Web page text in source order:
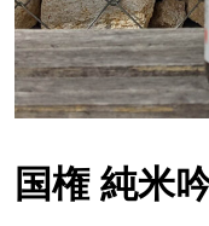
国権 純米